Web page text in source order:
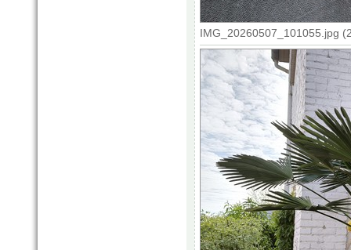
IMG_20260507_101055.jpg